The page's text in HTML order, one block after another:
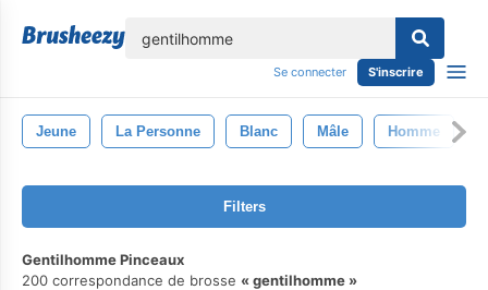
Se connecter S'inscrire
Jeune La Personne Blanc Mâle Homme
Filters
Gentilhomme Pinceaux
200 correspondance de brosse
gentilhomme